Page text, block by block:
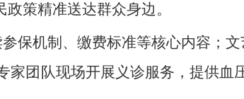
策精准送达群众身边。
保机制、缴费标准等核心内容；
家团队现场开展义诊服务，提供